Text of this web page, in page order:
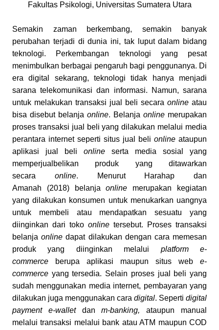
Fakultas Psikologi, Universitas Sumatera Utara
Semakin zaman berkembang, semakin banyak
perubahan terjadi di dunia ini, tak luput dalam bidang
teknologi. Perkembangan teknologi yang pesat
menimbulkan berbagai pengaruh bagi penggunanya. Di
era digital sekarang, teknologi tidak hanya menjadi
sarana telekomunikasi dan informasi. Namun, sarana
untuk melakukan transaksi jual beli secara online atau
bisa disebut belanja online. Belanja online merupakan
proses transaksi jual beli yang dilakukan melalui media
perantara internet seperti situs jual beli online ataupun
aplikasi jual beli online serta media sosial yang
memperjualbelikan produk yang ditawarkan
secara online. Menurut Harahap dan
Amanah (2018) belanja online merupakan kegiatan
yang dilakukan konsumen untuk menukarkan uangnya
untuk membeli atau mendapatkan sesuatu yang
diinginkan dari toko online tersebut. Proses transaksi
belanja online dapat dilakukan dengan cara memesan
produk yang diinginkan melalui
platform
e-
commerce
berupa aplikasi maupun situs web
e-
commerce yang tersedia. Selain proses jual beli yang
sudah menggunakan media internet, pembayaran yang
dilakukan juga menggunakan cara digital. Seperti digital
payment
e-wallet dan m-banking,ataupun manual
melalui transaksi melalui bank atau ATM maupun COD